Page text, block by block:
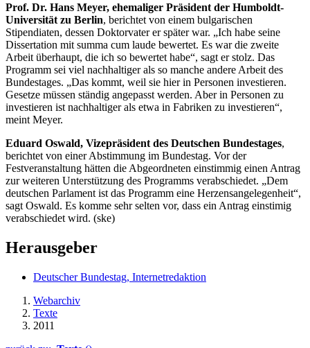
Prof. Dr. Hans Meyer, ehemaliger Präsident der Humboldt-
Universität zu Berlin, berichtet von einem bulgarischen
Stipendiaten, dessen Doktorvater er später war. „Ich habe seine
Dissertation mit summa cum laude bewertet. Es war die zweite
Arbeit überhaupt, die ich so bewertet habe“, sagt er stolz. Das
Programm sei viel nachhaltiger als so manche andere Arbeit des
Bundestages. „Das kommt, weil sie hier in Personen investieren.
Gesetze müssen ständig angepasst werden. Aber in Personen zu
investieren ist nachhaltiger als etwa in Fabriken zu investieren“,
meint Meyer.
Eduard Oswald, Vizepräsident des Deutschen Bundestages,
berichtet von einer Abstimmung im Bundestag. Vor der
Festveranstaltung hätten die Abgeordneten einstimmig einen Antrag
zur weiteren Unterstützung des Programms verabschiedet. „Dem
deutschen Parlament ist das Programm eine Herzensangelegenheit“,
sagt Oswald. Es komme sehr selten vor, dass ein Antrag einstimig
verabschiedet wird. (ske)
Herausgeber
Deutscher Bundestag, Internetredaktion
Webarchiv
Texte
2011